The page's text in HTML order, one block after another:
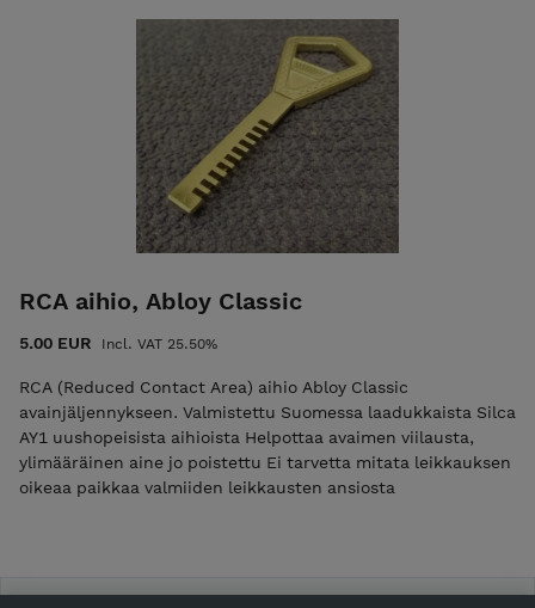
RCA aihio, Abloy Classic
5.00 EUR Incl. VAT 25.50%
RCA (Reduced Contact Area) aihio Abloy Classic
avainjäljennykseen. Valmistettu Suomessa laadukkaista Silca
AY1 uushopeisista aihioista Helpottaa avaimen viilausta,
ylimääräinen aine jo poistettu Ei tarvetta mitata leikkauksen
oikeaa paikkaa valmiiden leikkausten ansiosta